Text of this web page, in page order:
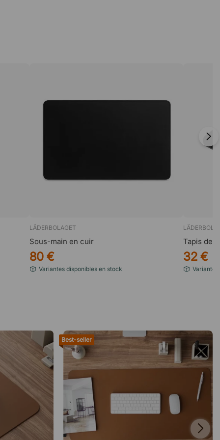
LÄDERBOLAGET
Sous-main en cuir
80 €
Variantes disponibles en stock
Tapis de
32 €
Best-seller